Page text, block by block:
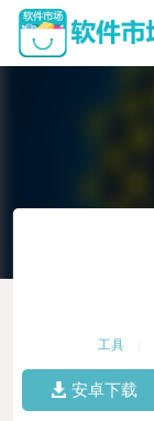
工具
安卓下载